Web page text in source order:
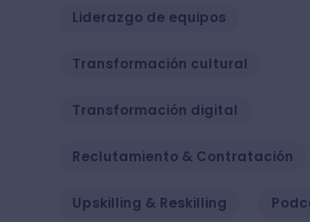
Liderazgo de equipos
Transformación cultural
Transformación digital
Reclutamiento & Contratación
Upskilling & Reskilling